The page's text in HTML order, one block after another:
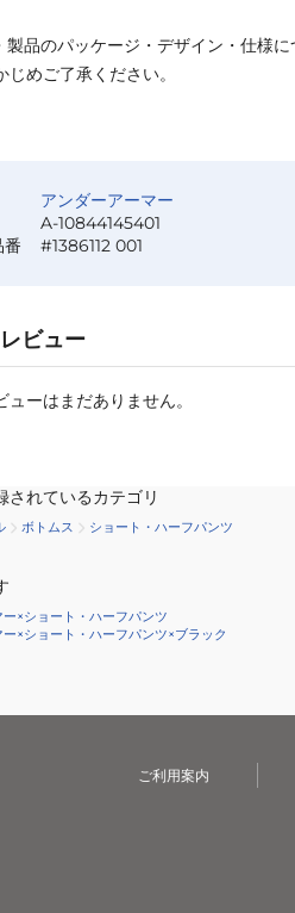
品のパッケージ・デザイン・仕様
じめご了承ください。
アンダーアーマー
A-10844145401
番
#1386112 001
ビュー
ューはまだありません。
されているカテゴリ
ボトムス ショート・ハーフパンツ
×ショート・ハーフパンツ
×ショート・ハーフパンツ×ブラック
ご利用案内